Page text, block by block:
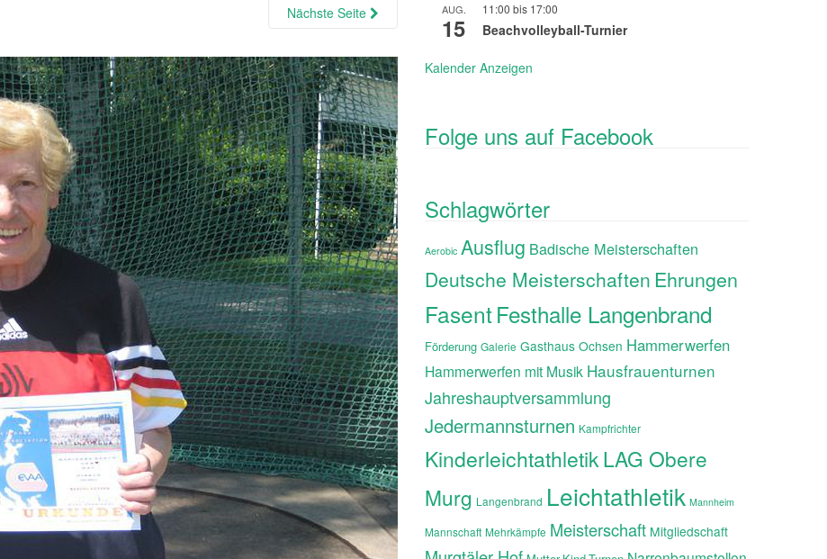
Nächste Seite AUG.
15
11:00 bis 17:00
Beachvolleyball-Turnier
Kalender Anzeigen
Folge uns auf Facebook
Schlagwörter
Aerobic Ausflug Badische Meisterschaften
Deutsche Meisterschaften Ehrungen
FasentFesthalle Langenbrand
Förderung Galerie Gasthaus Ochsen Hammerwerfen
Hammerwerfen mit Musik Hausfrauenturnen
Jahreshauptversammlung
Jedermannsturnen Kampfrichter
KinderleichtathletikLAG Obere
Murg Langenbrand Leichtathletik Mannheim
Mannschaft Mehrkämpfe Meisterschaft Mitgliedschaft